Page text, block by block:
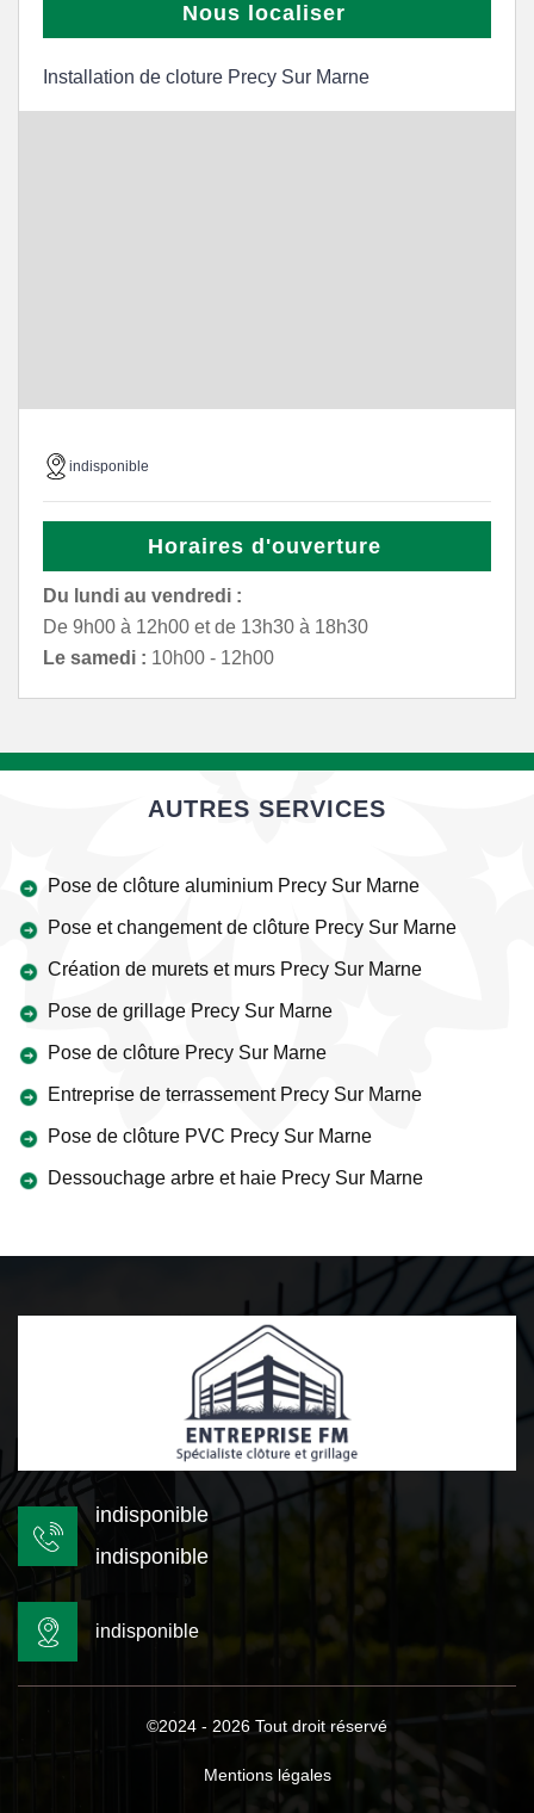
Nous localiser
Installation de cloture Precy Sur Marne
indisponible
Horaires d'ouverture
Du lundi au vendredi :
De 9h00 à 12h00 et de 13h30 à 18h30
Le samedi : 10h00 - 12h00
AUTRES SERVICES
Pose de clôture aluminium Precy Sur Marne
Pose et changement de clôture Precy Sur Marne
Création de murets et murs Precy Sur Marne
Pose de grillage Precy Sur Marne
Pose de clôture Precy Sur Marne
Entreprise de terrassement Precy Sur Marne
Pose de clôture PVC Precy Sur Marne
Dessouchage arbre et haie Precy Sur Marne
indisponible
indisponible
indisponible
©2024 - 2026 Tout droit réservé
Mentions légales